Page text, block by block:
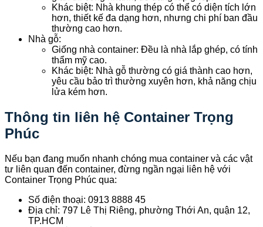
Khác biệt: Nhà khung thép có thể có diện tích lớn
hơn, thiết kế đa dạng hơn, nhưng chi phí ban đầu
thường cao hơn.
Nhà gỗ:
Giống nhà container: Đều là nhà lắp ghép, có tính
thẩm mỹ cao.
Khác biệt: Nhà gỗ thường có giá thành cao hơn,
yêu cầu bảo trì thường xuyên hơn, khả năng chịu
lửa kém hơn.
Thông tin liên hệ Container Trọng
Phúc
Nếu bạn đang muốn nhanh chóng mua container và các vật
tư liên quan đến container, đừng ngần ngại liên hệ với
Container Trọng Phúc qua:
Số điện thoại: 0913 8888 45
Địa chỉ: 797 Lê Thị Riêng, phường Thới An, quận 12,
TP.HCM